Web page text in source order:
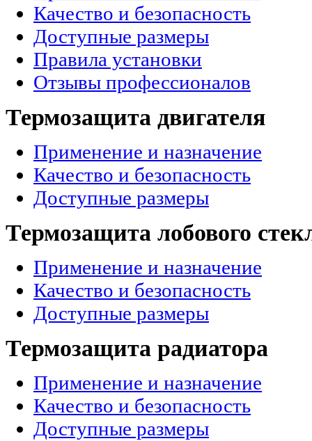
Качество и безопасность
Доступные размеры
Правила установки
Отзывы профессионалов
Термозащита двигателя
Применение и назначение
Качество и безопасность
Доступные размеры
Термозащита лобового
Применение и назначение
Качество и безопасность
Доступные размеры
Термозащита радиатора
Применение и назначение
Качество и безопасность
Доступные размеры